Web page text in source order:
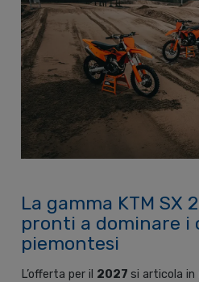
La gamma KTM SX
pronti a dominare i
piemontesi
L’offerta per il 2027 si articola in